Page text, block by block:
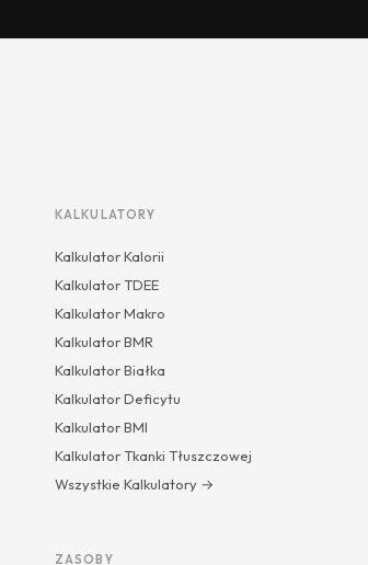
KALKULATORY
Kalkulator Kalorii
Kalkulator TDEE
Kalkulator Makro
Kalkulator BMR
Kalkulator Białka
Kalkulator Deficytu
Kalkulator BMI
Kalkulator Tkanki Tłuszczowej
Wszystkie Kalkulatory →
ZASOBY